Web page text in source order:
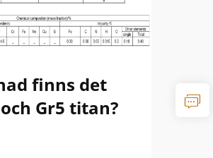
finns det
Gr5 titan?